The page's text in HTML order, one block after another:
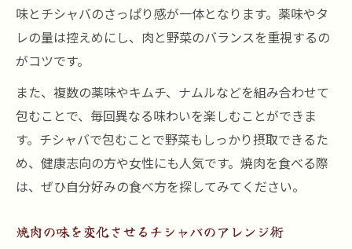
味とチシャバのさっぱり感が一体となります。薬味やタ
レの量は控えめにし、肉と野菜のバランスを重視するの
がコツです。
また、複数の薬味やキムチ、ナムルなどを組み合わせて
包むことで、毎回異なる味わいを楽しむことができま
す。チシャバで包むことで野菜もしっかり摂取できるた
め、健康志向の方や女性にも人気です。焼肉を食べる際
は、ぜひ自分好みの食べ方を探してみてください。
焼肉の味を変化させるチシャバのアレンジ術